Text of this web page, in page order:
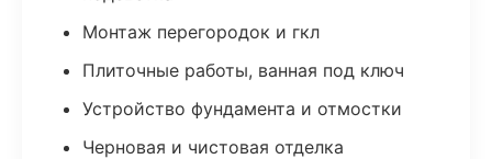
Монтаж перегородок и гкл
Плиточные работы, ванная под ключ
Устройство фундамента и отмостки
Черновая и чистовая отделка